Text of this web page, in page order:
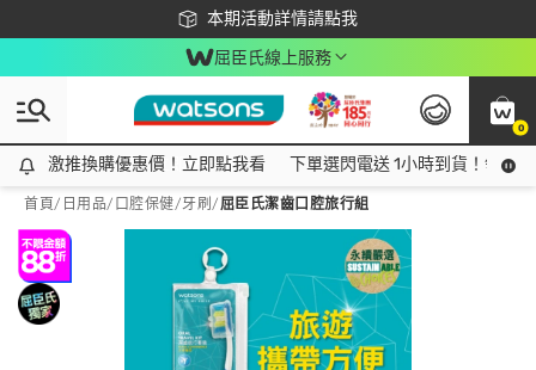
本期活動詳情請點我
下載app最高回饋$350
屈臣氏線上服務
0
激推換購優惠價！立即點我看
激推換購優惠價！立即點我看 下單選閃電送 1小時到貨！領神
首頁/ 日用品/ 口腔保健/牙刷 /屈臣氏潔齒口腔旅行組